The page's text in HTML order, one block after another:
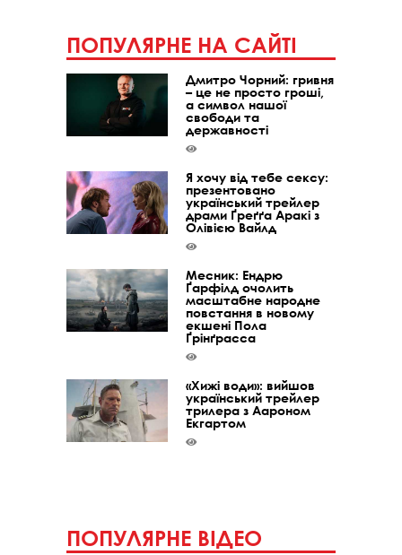
ПОПУЛЯРНЕ НА САЙТІ
Дмитро Чорний: гривня
– це не просто гроші,
а символ нашої
свободи та
державності
Я хочу від тебе сексу:
презентовано
український трейлер
драми Ґреґґа Аракі з
Олівією Вайлд
Месник: Ендрю
Ґарфілд очолить
масштабне народне
повстання в новому
екшені Пола
Ґрінґрасса
«Хижі води»: вийшов
український трейлер
трилера з Аароном
Екгартом
ПОПУЛЯРНЕ ВІДЕО